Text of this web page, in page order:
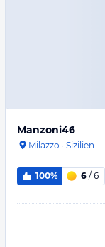
Manzoni46
Milazzo · Sizilien
100% 6 / 6